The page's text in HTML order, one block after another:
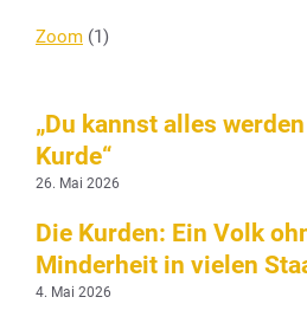
Zoom (1)
„Du kannst alles
Kurde“
26. Mai 2026
Die Kurden: Ein Volk
Minderheit in vielen
4. Mai 2026